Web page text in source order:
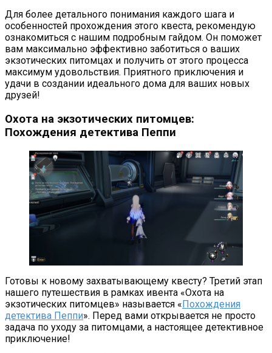
Для более детального понимания каждого шага и
особенностей прохождения этого квеста, рекомендую
ознакомиться с нашим подробным гайдом. Он поможет
вам максимально эффективно заботиться о ваших
экзотических питомцах и получить от этого процесса
максимум удовольствия. Приятного приключения и
удачи в создании идеального дома для ваших новых
друзей!
Охота на экзотических питомцев:
Похождения детектива Пеппи
Готовы к новому захватывающему квесту? Третий этап
нашего путешествия в рамках ивента «Охота на
экзотических питомцев» называется «Похождения
детектива Пеппи». Перед вами открывается не просто
задача по уходу за питомцами, а настоящее детективное
приключение!